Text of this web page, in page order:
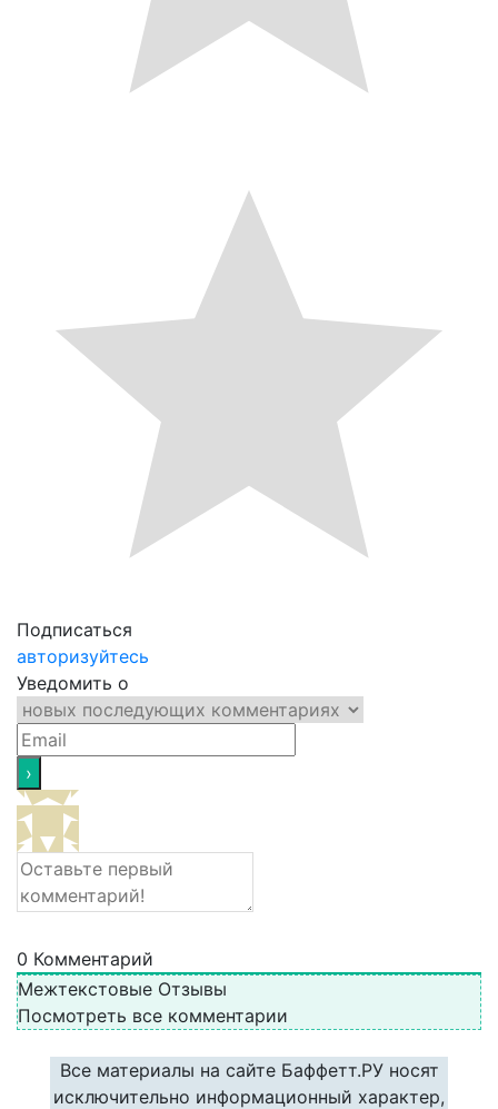
Подписаться
авторизуйтесь
Уведомить о
0 Комментарий
Межтекстовые Отзывы
Посмотреть все комментарии
Все материалы на сайте Баффетт.РУ носят
исключительно информационный характер,